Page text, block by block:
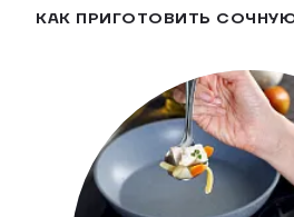
КАК ПРИГОТОВИТЬ